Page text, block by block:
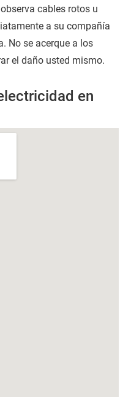
cables rotos u
a su compañía
No se acerque a los
el daño usted mismo.
en